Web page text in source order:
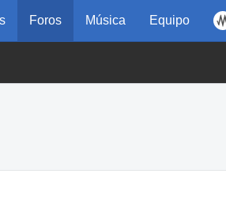
Foros Música Equipo